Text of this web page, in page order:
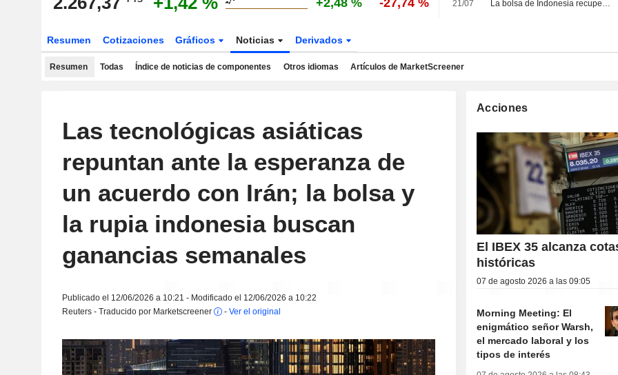
+2,48 % -27,74 % 21/07 La bolsa de Indonesia recupera el favor de los inversores ante el enfriamiento del rally de la IA
Resumen Cotizaciones Gráficos Noticias Derivados
Resumen Todas Índice de noticias de componentes Otros idiomas Artículos de MarketScreener
Las tecnológicas asiáticas
repuntan ante la esperanza de
un acuerdo con Irán; la bolsa y
la rupia indonesia buscan
ganancias semanales
Publicado el 12/06/2026 a 10:21 - Modificado el 12/06/2026 a 10:22
Reuters - Traducido por Marketscreener
- Ver el original
Acciones
El IBEX 35 alcanza
históricas
07 de agosto 2026 a las 09:05
Morning Meeting: El
enigmático señor Warsh,
el mercado laboral y los
tipos de interés